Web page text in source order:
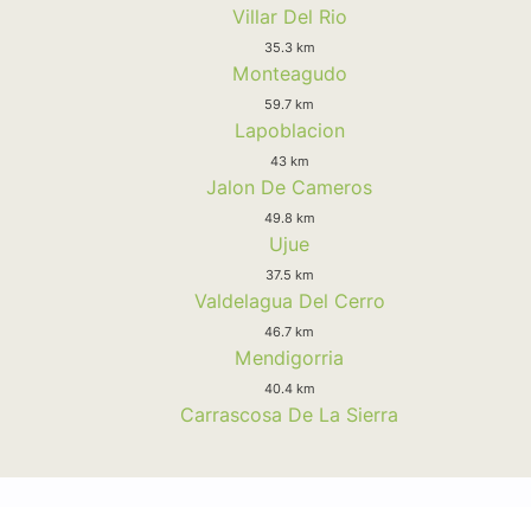
Villar Del Rio
35.3 km
Monteagudo
59.7 km
Lapoblacion
43 km
Jalon De Cameros
49.8 km
Ujue
37.5 km
Valdelagua Del Cerro
46.7 km
Mendigorria
40.4 km
Carrascosa De La Sierra